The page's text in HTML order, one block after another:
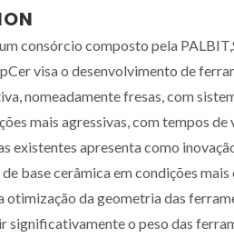
consórcio composto pela
visa o desenvolvimento de
nomeadamente fresas, com
mais agressivas, com tempos
existentes apresenta como
base cerâmica em condições
otimização da geometria das
significativamente o peso das